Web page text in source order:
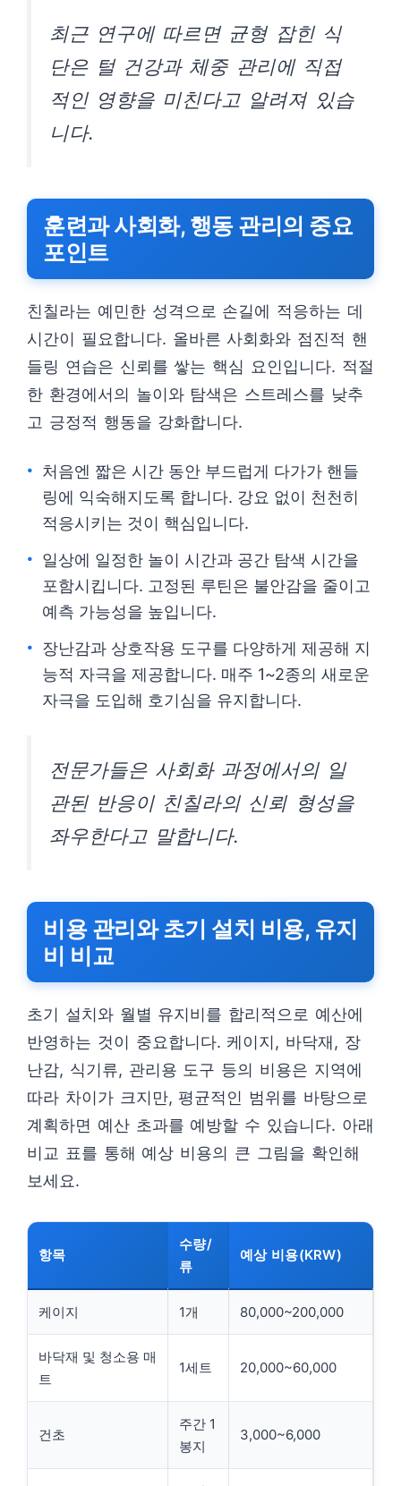
최근 연구에 따르면 균형 잡힌 식
단은 털 건강과 체중 관리에 직접
적인 영향을 미친다고 알려져 있습
니다.
훈련과 사회화, 행동 관리의 중요
포인트
친칠라는 예민한 성격으로 손길에 적응하는 데
시간이 필요합니다. 올바른 사회화와 점진적 핸
들링 연습은 신뢰를 쌓는 핵심 요인입니다. 적절
한 환경에서의 놀이와 탐색은 스트레스를 낮추
고 긍정적 행동을 강화합니다.
처음엔 짧은 시간 동안 부드럽게 다가가 핸들
링에 익숙해지도록 합니다. 강요 없이 천천히
적응시키는 것이 핵심입니다.
일상에 일정한 놀이 시간과 공간 탐색 시간을
포함시킵니다. 고정된 루틴은 불안감을 줄이고
예측 가능성을 높입니다.
장난감과 상호작용 도구를 다양하게 제공해 지
능적 자극을 제공합니다. 매주 1~2종의 새로운
자극을 도입해 호기심을 유지합니다.
전문가들은 사회화 과정에서의 일
관된 반응이 친칠라의 신뢰 형성을
좌우한다고 말합니다.
비용 관리와 초기 설치 비용, 유지
비 비교
초기 설치와 월별 유지비를 합리적으로 예산에
반영하는 것이 중요합니다. 케이지, 바닥재, 장
난감, 식기류, 관리용 도구 등의 비용은 지역에
따라 차이가 크지만, 평균적인 범위를 바탕으로
계획하면 예산 초과를 예방할 수 있습니다. 아래
비교 표를 통해 예상 비용의 큰 그림을 확인해
보세요.
항목
수량/
류
예상 비용(KRW)
케이지 1개 80,000~200,000
바닥재 및 청소용 매
트
1세트 20,000~60,000
건초
주간 1
봉지
3,000~6,000